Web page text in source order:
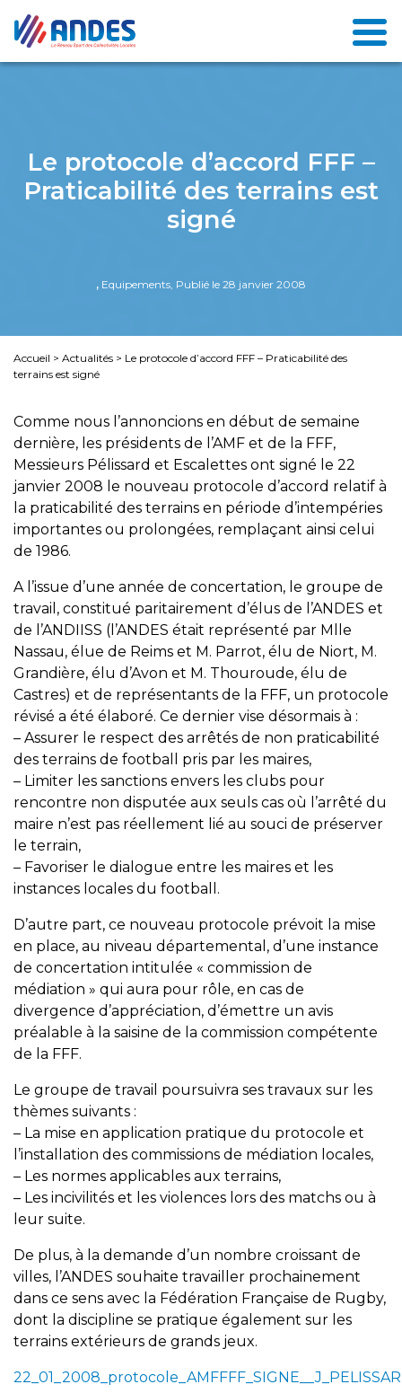
Le protocole d’accord FFF –
Praticabilité des terrains est
signé
, Equipements, Publié le 28 janvier 2008
Accueil > Actualités > Le protocole d’accord FFF – Praticabilité des
terrains est signé
Comme nous l’annoncions en début de semaine
dernière, les présidents de l’AMF et de la FFF,
Messieurs Pélissard et Escalettes ont signé le 22
janvier 2008 le nouveau protocole d’accord relatif à
la praticabilité des terrains en période d’intempéries
importantes ou prolongées, remplaçant ainsi celui
de 1986.
A l’issue d’une année de concertation, le groupe de
travail, constitué paritairement d’élus de l’ANDES et
de l’ANDIISS (l’ANDES était représenté par Mlle
Nassau, élue de Reims et M. Parrot, élu de Niort, M.
Grandière, élu d’Avon et M. Thouroude, élu de
Castres) et de représentants de la FFF, un protocole
révisé a été élaboré. Ce dernier vise désormais à :
– Assurer le respect des arrêtés de non praticabilité
des terrains de football pris par les maires,
– Limiter les sanctions envers les clubs pour
rencontre non disputée aux seuls cas où l’arrêté du
maire n’est pas réellement lié au souci de préserver
le terrain,
– Favoriser le dialogue entre les maires et les
instances locales du football.
D’autre part, ce nouveau protocole prévoit la mise
en place, au niveau départemental, d’une instance
de concertation intitulée « commission de
médiation » qui aura pour rôle, en cas de
divergence d’appréciation, d’émettre un avis
préalable à la saisine de la commission compétente
de la FFF.
Le groupe de travail poursuivra ses travaux sur les
thèmes suivants :
– La mise en application pratique du protocole et
l’installation des commissions de médiation locales,
– Les normes applicables aux terrains,
– Les incivilités et les violences lors des matchs ou à
leur suite.
De plus, à la demande d’un nombre croissant de
villes, l’ANDES souhaite travailler prochainement
dans ce sens avec la Fédération Française de Rugby,
dont la discipline se pratique également sur les
terrains extérieurs de grands jeux.